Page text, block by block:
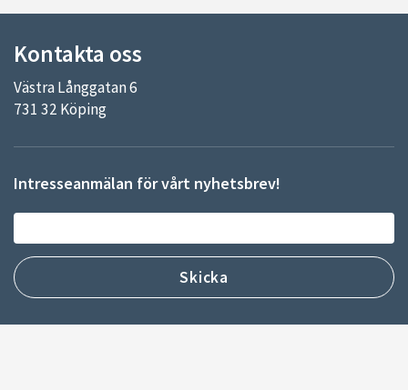
Kontakta oss
Västra Långgatan 6
731 32 Köping
Intresseanmälan för vårt nyhetsbrev!